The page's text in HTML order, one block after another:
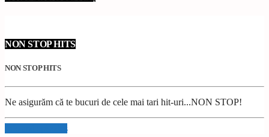
NON STOP HITS
NON STOP HITS
Ne asigurăm că te bucuri de cele mai tari hit-uri...NON STOP!
Info and episodes